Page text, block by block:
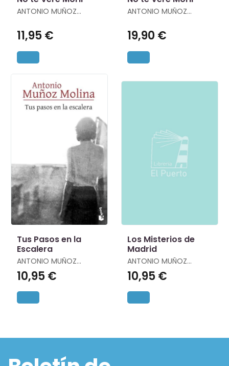
ANTONIO MUÑOZ
11,95 €
ANTONIO MUÑOZ
19,90 €
Tus Pasos en la
Escalera
ANTONIO MUÑOZ
MOLINA
10,95 €
Los Misterios de
Madrid
ANTONIO MUÑOZ
MOLINA
10,95 €